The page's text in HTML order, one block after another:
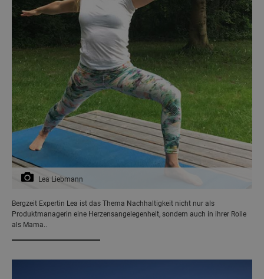
Lea Liebmann
Bergzeit Expertin Lea ist das Thema Nachhaltigkeit nicht nur als
Produktmanagerin eine Herzensangelegenheit, sondern auch in ihrer Rolle
als Mama..